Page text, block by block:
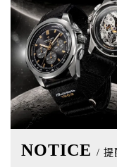
NOTICE / 提